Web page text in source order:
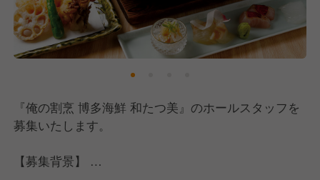
また、当社ではフレンチ・イタリアン・焼肉・居酒屋
など、多種多様なジャンルのお店を展開しています。
希望があれば他ブランドへの異動も可能なため、様々
なジャンルで経験を積みながら、自分だけのキャリア
を築いていくことができます。
【働きやすい環境づくりに全力で取り組んでいます】
月8〜9日の休日を確保し、産前産後・育児休暇の整備
もおこなっており、しっかり休む文化が根付いていま
『俺の割烹 博多海鮮 和たつ美』のホールスタッフを
募集いたします。
【募集背景】